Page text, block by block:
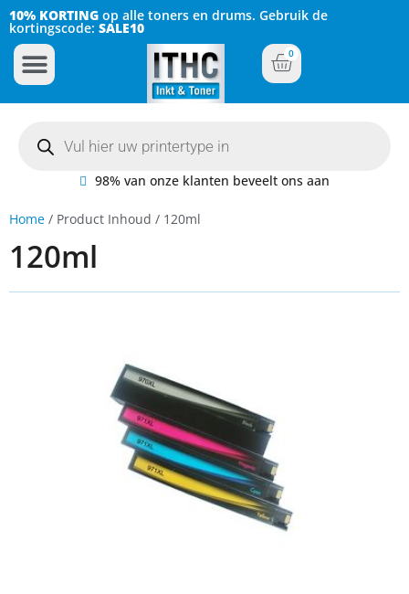
10% KORTING op alle toners en drums. Gebruik de
kortingscode: SALE10
0
98% van onze klanten beveelt ons aan
Home / Product Inhoud / 120ml
120ml